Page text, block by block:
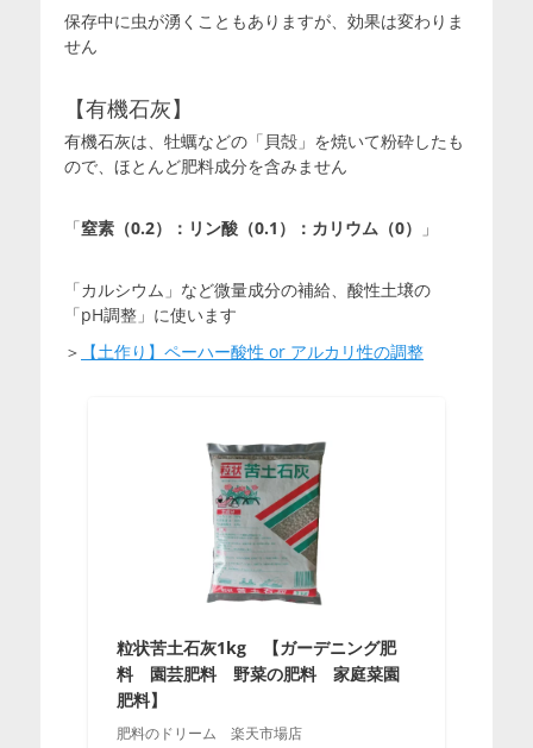
保存中に虫が湧くこともありますが、効果は変わりま
せん
【有機石灰】
有機石灰は、牡蠣などの「貝殻」を焼いて粉砕したも
ので、ほとんど肥料成分を含みません
「窒素（0.2）：リン酸（0.1）：カリウム（0） 」
「カルシウム」など微量成分の補給、酸性土壌の
「pH調整」に使います
＞
【土作り】ペーハー酸性 or アルカリ性の調整
粒状苦土石灰1kg 【ガーデニング肥
料 園芸肥料 野菜の肥料 家庭菜園
肥料】
肥料のドリーム 楽天市場店